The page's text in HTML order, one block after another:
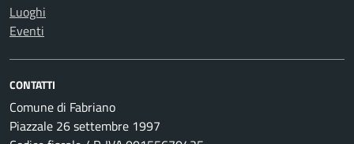
Luoghi
Eventi
CONTATTI
Comune di Fabriano
Piazzale 26 settembre 1997